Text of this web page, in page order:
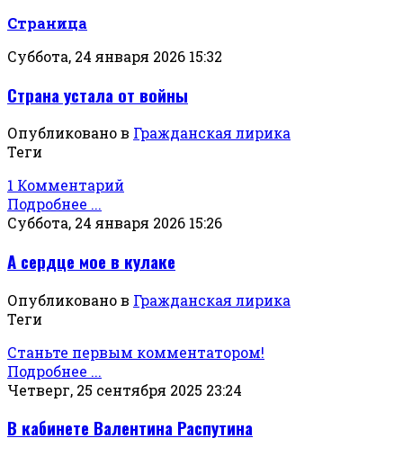
Страница
Суббота, 24 января 2026 15:32
Страна устала от войны
Опубликовано в Гражданская лирика
Теги
1 Комментарий
Подробнее ...
Суббота, 24 января 2026 15:26
А сердце мое в кулаке
Опубликовано в Гражданская лирика
Теги
Станьте первым комментатором!
Подробнее ...
Четверг, 25 сентября 2025 23:24
В кабинете Валентина Распутина